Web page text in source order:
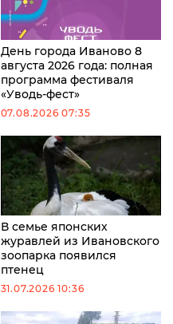
День города Иваново 8
августа 2026 года: полная
программа фестиваля
«Уводь-фест»
07.08.2026 07:35
В семье японских
журавлей из Ивановского
зоопарка появился
птенец
31.07.2026 10:36